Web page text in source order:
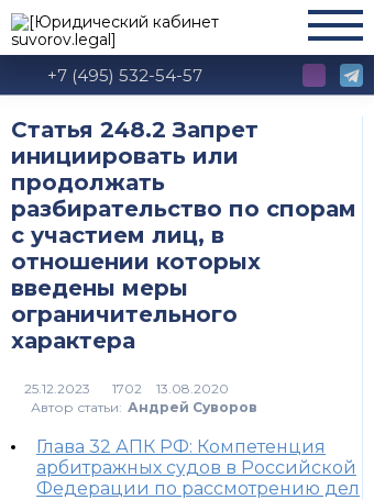
+7 (495) 532-54-57
Статья 248.2 Запрет
инициировать или
продолжать
разбирательство по спорам
с участием лиц, в
отношении которых
введены меры
ограничительного
характера
1702
Автор статьи: Андрей Суворов
Глава 32 АПК РФ: Компетенция
арбитражных судов в Российской
Федерации по рассмотрению дел